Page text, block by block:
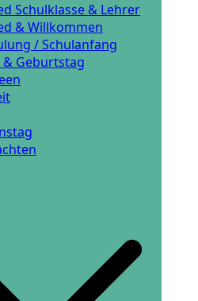
Schulklasse & Lehrer
& Willkommen
/ Schulanfang
Geburtstag